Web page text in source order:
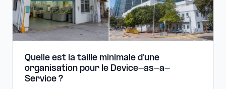
Quelle est la taille minimale d'une
organisation pour le Device-​as-​a-​
Service ?